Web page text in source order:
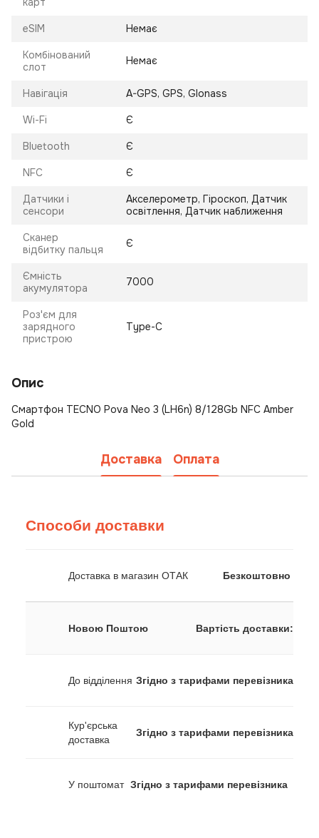
eSIM Немає
Комбінований
слот
Немає
Навігація A-GPS, GPS, Glonass
Wi-Fi Є
Bluetooth Є
NFC Є
Датчики і
сенсори
Акселерометр, Гіроскоп, Датчик
освітлення, Датчик наближення
Сканер
відбитку пальця
Є
Ємність
акумулятора
7000
Роз'єм для
зарядного
пристрою
Type-C
Опис
Смартфон TECNO Pova Neo 3 (LH6n) 8/128Gb NFC Amber
Gold
Доставка Оплата
Способи доставки
Доставка в магазин ОТАК Безкоштовно
Новою Поштою Вартість доставки:
До відділення Згідно з тарифами перевізника
Кур'єрська
доставка
Згідно з тарифами перевізника
У поштомат Згідно з тарифами перевізника